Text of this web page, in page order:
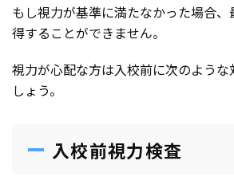
もし視力が基準に満たなかった場合
得することができません。
視力が心配な方は入校前に次のよう
しょう。
入校前視力検査